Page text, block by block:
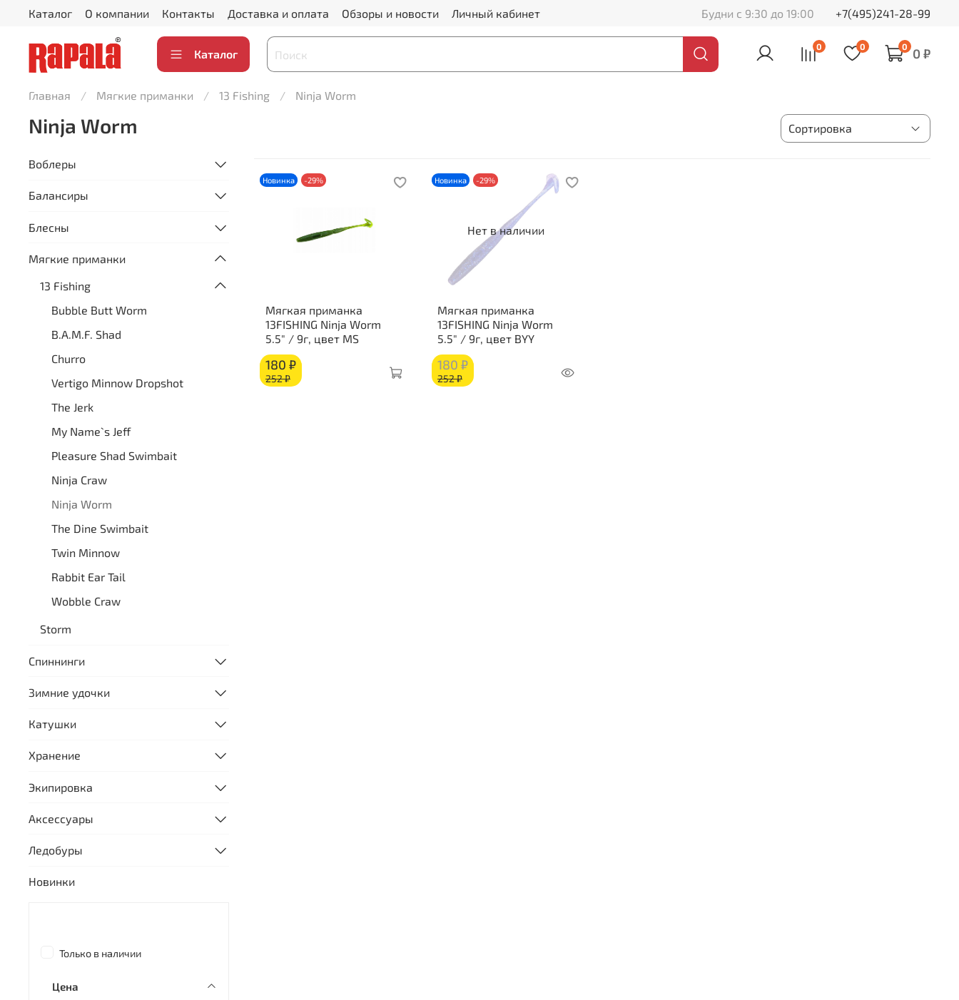
Каталог О компании Контакты Доставка и оплата Обзоры и новости Личный кабинет Будни с 9:30 до 19:00 +7(495)241-28-99
Каталог
0 0 0 0 ₽
Главная Мягкие приманки 13 Fishing Ninja Worm
Ninja Worm
Новинка -29%
Мягкая приманка
13FISHING Ninja Worm
5.5" / 9г, цвет MS
180 ₽
252 ₽
Нет в наличии
Новинка -29%
Мягкая приманка
13FISHING Ninja Worm
5.5" / 9г, цвет BYY
180 ₽
252 ₽
Воблеры
Балансиры
Блесны
Мягкие приманки
13 Fishing
Bubble Butt Worm
B.A.M.F. Shad
Churro
Vertigo Minnow Dropshot
The Jerk
My Name`s Jeff
Pleasure Shad Swimbait
Ninja Craw
Ninja Worm
The Dine Swimbait
Twin Minnow
Rabbit Ear Tail
Wobble Craw
Storm
Спиннинги
Зимние удочки
Катушки
Хранение
Экипировка
Аксессуары
Ледобуры
Новинки
Только в наличии
Цена